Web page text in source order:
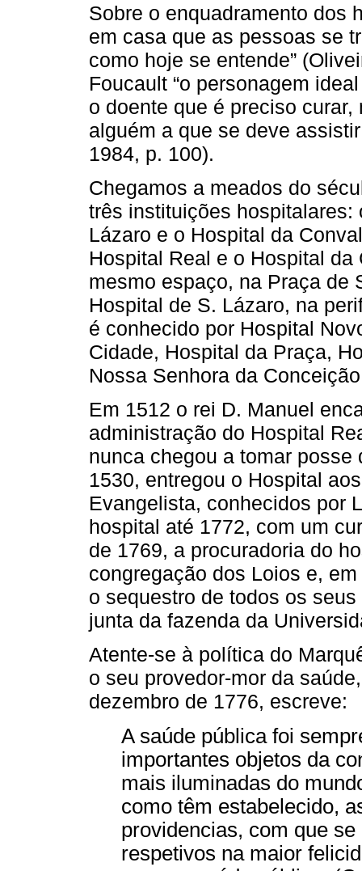
Sobre o enquadramento dos
em casa que as pessoas se
como hoje se entende”
Foucault “o personagem
o doente que é preciso
alguém a que se deve
1984, p. 100).
Chegamos a meados do
três instituições
Lázaro e o Hospital da
Hospital Real e o Hospital
mesmo espaço, na Praça de
Hospital de S. Lázaro, na
é conhecido por Hospital
Cidade, Hospital da Praça,
Nossa Senhora da
Em 1512 o rei D. Manuel
administração do Hospital
nunca chegou a tomar
1530, entregou o Hospital
Evangelista, conhecidos por
hospital até 1772, com um
de 1769, a procuradoria do
congregação dos Loios e,
o sequestro de todos os
junta da fazenda da
Atente-se à política do
o seu provedor-mor da
dezembro de 1776, escreve:
A saúde pública foi
importantes objetos da
mais iluminadas do
como têm estabelecido,
providencias, com que
respetivos na maior